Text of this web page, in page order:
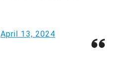
April 13, 2024